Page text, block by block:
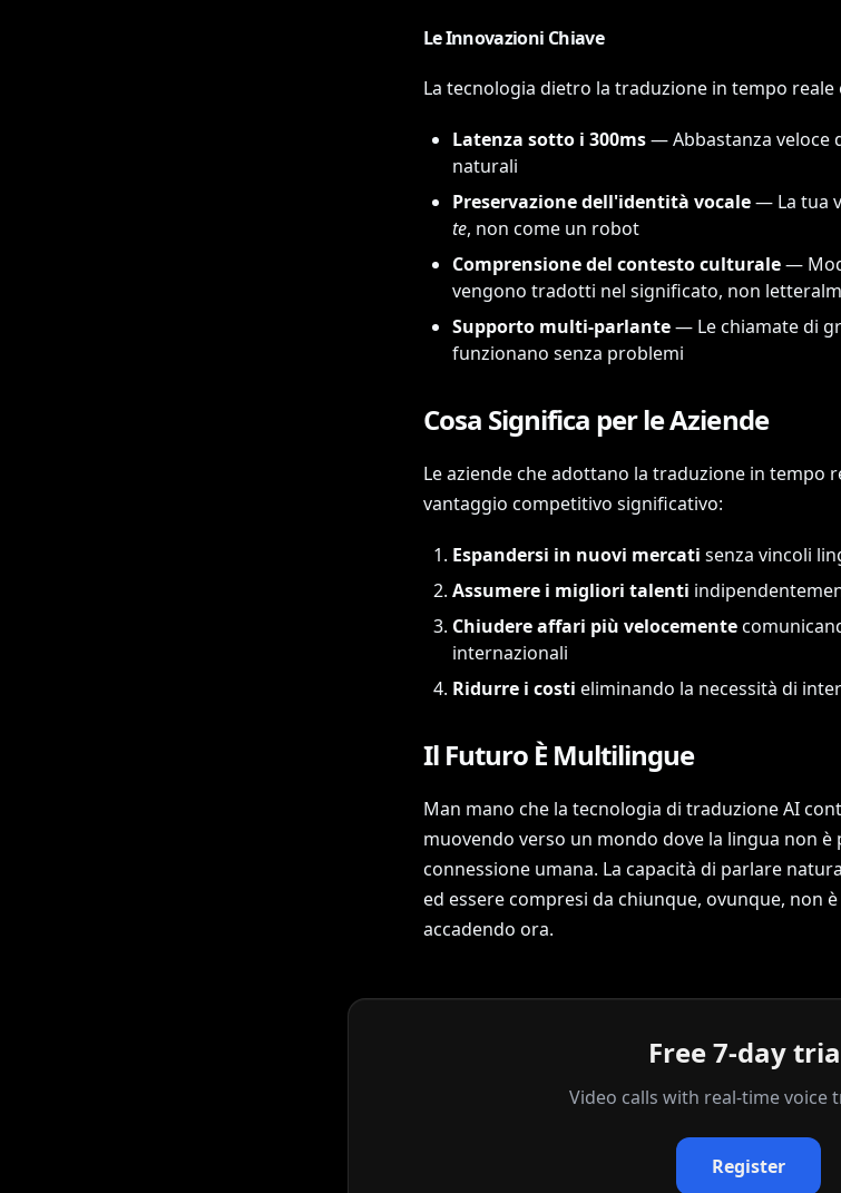
Le Innovazioni Chiave
La tecnologia dietro la traduzione in tempo reale
Latenza sotto i 300ms— Abbastanza veloce
naturali
Preservazione dell'identità vocale— La tua
te, non come un robot
Comprensione del contesto culturale—
vengono tradotti nel significato, non
Supporto multi-parlante— Le chiamate di
funzionano senza problemi
Cosa Significa per le Aziende
Le aziende che adottano la traduzione in tempo
vantaggio competitivo significativo:
Espandersi in nuovi mercati senza vincoli
Assumere i migliori talenti
Chiudere affari più velocemente
internazionali
Ridurre i costi eliminando la necessità di
Il Futuro È Multilingue
Man mano che la tecnologia di traduzione AI
muovendo verso un mondo dove la lingua non è
connessione umana. La capacità di parlare
ed essere compresi da chiunque, ovunque, non
accadendo ora.
Free 7-day
Video calls with real‑time voice
Register